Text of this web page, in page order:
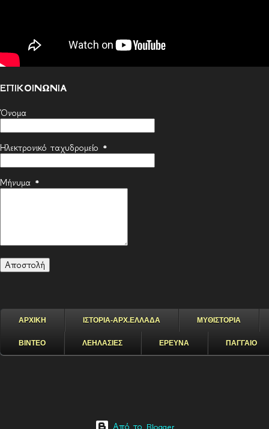
ΕΠΙΚΟΙΝΩΝΙΑ
Όνομα
Ηλεκτρονικό ταχυδρομείο *
Μήνυμα *
ΑΡΧΙΚΗ ΙΣΤΟΡΙΑ-ΑΡΧ.ΕΛΛΑΔΑ ΜΥΘΙΣΤΟΡΙΑ
ΒΙΝΤΕΟ ΛΕΗΛΑΣΙΕΣ ΕΡΕΥΝΑ ΠΑΓΓΑΙΟ